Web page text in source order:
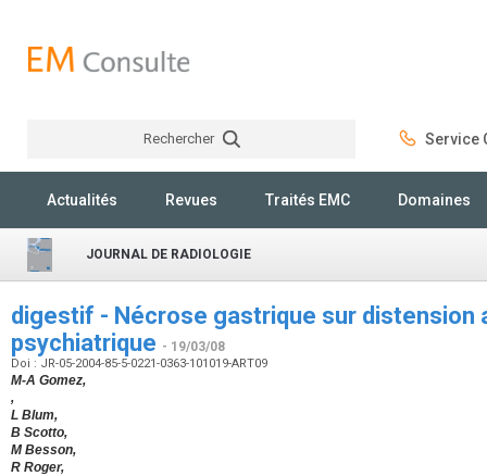
Rechercher Service
Actualités Revues Traités EMC Domaines
JOURNAL DE RADIOLOGIE
digestif - Nécrose gastrique sur distension
psychiatrique - 19/03/08
Doi : JR-05-2004-85-5-0221-0363-101019-ART09
M-A Gomez,
,
L Blum,
B Scotto,
M Besson,
R Roger,